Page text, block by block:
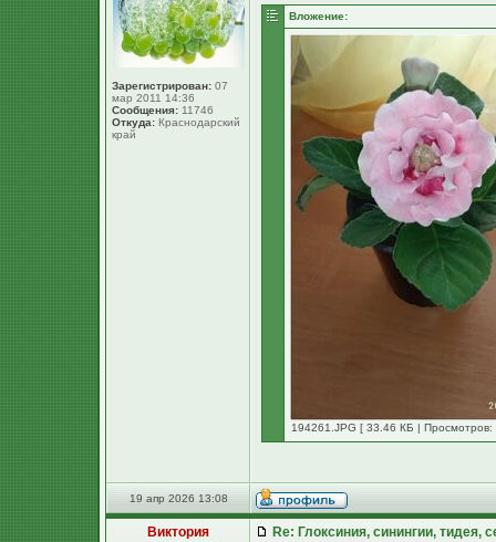
Зарегистрирован: 07
мар 2011 14:36
Сообщения: 11746
Откуда: Краснодарский
край
Вложение:
194261.JPG [ 33.46 КБ | Просмотров:
19 апр 2026 13:08
Виктория Re: Глоксиния, синингии, тидея,